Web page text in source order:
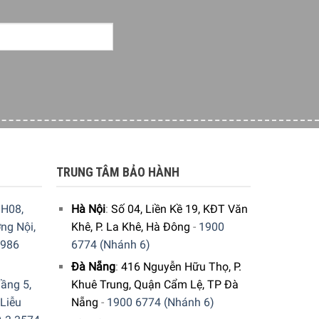
và dễ dàng di chuyển, khiến sản phẩm trở
Nắp kính cường lực trong suốt
Nội,
5,
TRUNG TÂM BẢO HÀNH
Hà Nội: Số 04, Liền Kề 19, KĐT Văn
Khê, P. La Khê, Hà Đông - 1900
6774 (Nhánh 6)
Đà Nẵng: 416 Nguyễn Hữu Thọ, P.
Khuê Trung, Quận Cẩm Lệ, TP Đà
Nẵng - 1900 6774 (Nhánh 6)